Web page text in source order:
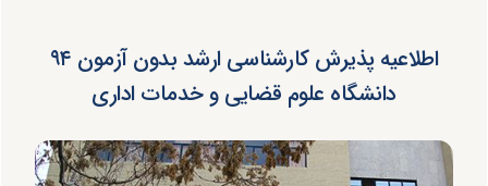
اطلاعیه پذیرش کارشناسی ارشد بدون آزمون ۹۴
دانشگاه علوم قضایی و خدمات اداری